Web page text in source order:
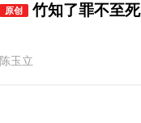
原创 竹知了罪不至死
陈玉立